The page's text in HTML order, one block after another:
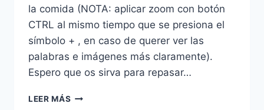
la comida (NOTA: aplicar zoom con botón
CTRL al mismo tiempo que se presiona el
símbolo + , en caso de querer ver las
palabras e imágenes más claramente).
Espero que os sirva para repasar…
LEER MÁS FOOD